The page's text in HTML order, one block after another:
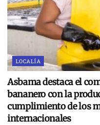
LOCALÍA
Asbama destaca el
bananero con la
cumplimiento de los
internacionales